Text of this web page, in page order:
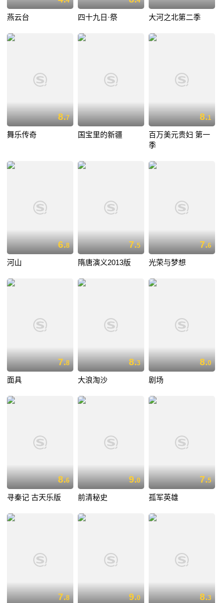
燕云台 四十九日·祭 大河之北第二季
8.7
舞乐传奇 国宝里的新疆
8.1
百万美元贵妇 第一
季
6.8
河山
7.5
隋唐演义2013版
7.6
光荣与梦想
7.8
面具
8.3
大浪淘沙
8.0
剧场
8.6
寻秦记 古天乐版
9.0
前清秘史
7.5
孤军英雄
7.8 9.0 8.3